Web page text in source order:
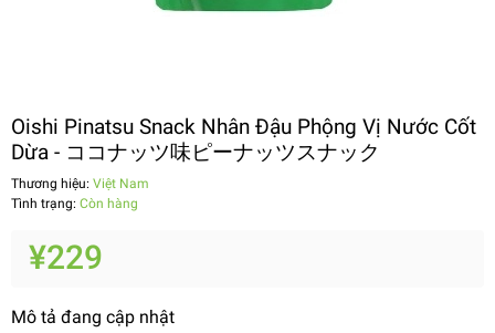
Oishi Pinatsu Snack Nhân Đậu Phộng Vị Nước Cốt
Dừa - ココナッツ味ピーナッツスナック
Thương hiệu: Việt Nam
Tình trạng: Còn hàng
¥229
Mô tả đang cập nhật